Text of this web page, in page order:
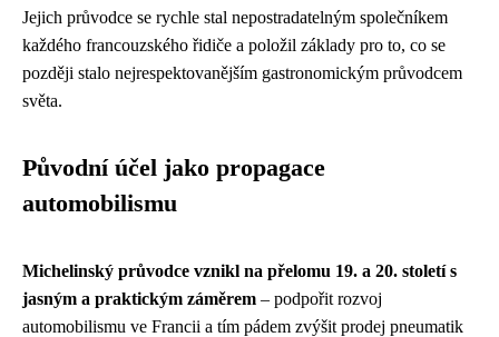
Jejich průvodce se rychle stal nepostradatelným společníkem
každého francouzského řidiče a položil základy pro to, co se
později stalo nejrespektovanějším gastronomickým průvodcem
světa.
Původní účel jako propagace
automobilismu
Michelinský průvodce vznikl na přelomu 19. a 20. století s
jasným a praktickým záměrem – podpořit rozvoj
automobilismu ve Francii a tím pádem zvýšit prodej pneumatik